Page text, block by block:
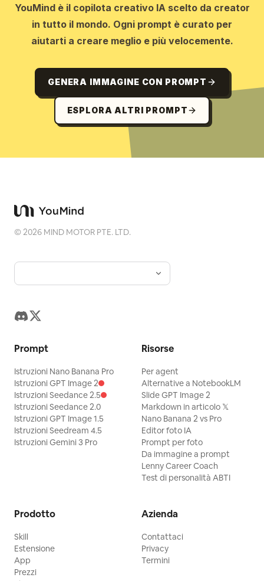
YouMind è il copilota creativo IA scelto da creator
in tutto il mondo. Ogni prompt è curato per
aiutarti a creare meglio e più velocemente.
GENERA IMMAGINE CON PROMPT
ESPLORA ALTRI PROMPT
©2026 MIND MOTOR PTE. LTD.
Prompt
Istruzioni Nano Banana Pro
Istruzioni GPT Image 2
Istruzioni Seedance 2.5
Istruzioni Seedance 2.0
Istruzioni GPT Image 1.5
Istruzioni Seedream 4.5
Istruzioni Gemini 3 Pro
Risorse
Per agent
Alternative a NotebookLM
Slide GPT Image 2
Markdown in articolo 𝕏
Nano Banana 2 vs Pro
Editor foto IA
Prompt per foto
Da immagine a prompt
Lenny Career Coach
Test di personalità ABTI
Prodotto
Skill
Estensione
App
Prezzi
Azienda
Contattaci
Privacy
Termini